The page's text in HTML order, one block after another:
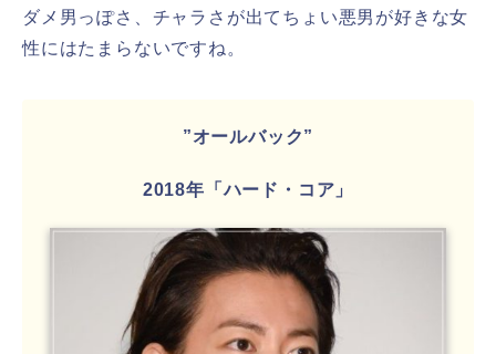
ダメ男っぽさ、チャラさが出てちょい悪男が好きな女
性にはたまらないですね。
”オールバック”
2018年「ハード・コア」